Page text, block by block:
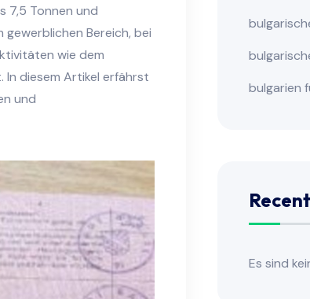
7,5 Tonnen und
Bereich, bei
wie dem
diesem Artikel erfährst
und
bulgarien
Es sind